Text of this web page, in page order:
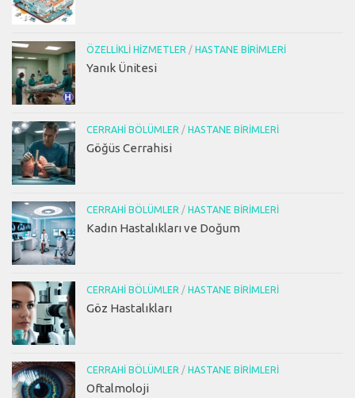
ÖZELLIKLI HIZMETLER / HASTANE BIRIMLERI
Yanık Ünitesi
CERRAHI BÖLÜMLER / HASTANE BIRIMLERI
Göğüs Cerrahisi
CERRAHI BÖLÜMLER / HASTANE BIRIMLERI
Kadın Hastalıkları ve Doğum
CERRAHI BÖLÜMLER / HASTANE BIRIMLERI
Göz Hastalıkları
CERRAHI BÖLÜMLER / HASTANE BIRIMLERI
Oftalmoloji